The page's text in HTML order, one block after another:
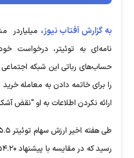
به گزارش آفتاب نیوز، میلیاردر
نامه‌ای به توئیتر، درخواست
حساب‌های رباتی این شبکه
را برای خاتمه دادن به معامله
ارائه نکردن اطلاعات به او "نقض